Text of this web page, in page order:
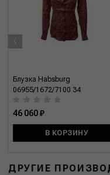
Блузка Habsburg
06955/1672/7100 34
46 060 ₽
В КОРЗИНУ
‹
ДРУГИЕ